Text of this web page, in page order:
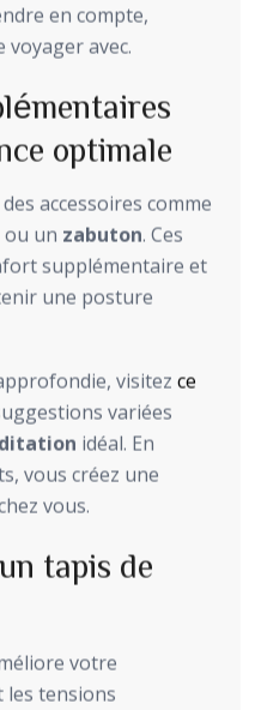
en compte,
avec.
optimale
accessoires comme
ou un zabuton. Ces
supplémentaire et
une posture
visitez ce
variées
idéal. En
vous créez une
vous.
tapis de
votre
tensions